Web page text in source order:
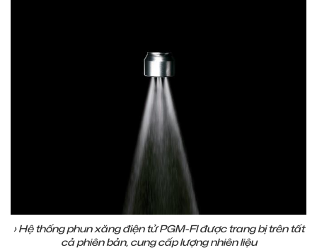
› Hệ thống phun xăng điện tử PGM-FI được trang bị trên tất
cả phiên bản, cung cấp lượng nhiên liệu